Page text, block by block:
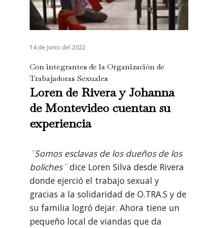
14 de Junio del 2022
Con integrantes de la Organización de
Trabajadoras Sexuales
Loren de Rivera y Johanna
de Montevideo cuentan su
experiencia
¨Somos esclavas de los dueños de los
boliches¨ dice Loren Silva desde Rivera
donde ejerció el trabajo sexual y
gracias a la solidaridad de O.TRA.S y de
su familia logró dejar. Ahora tiene un
pequeño local de viandas que da